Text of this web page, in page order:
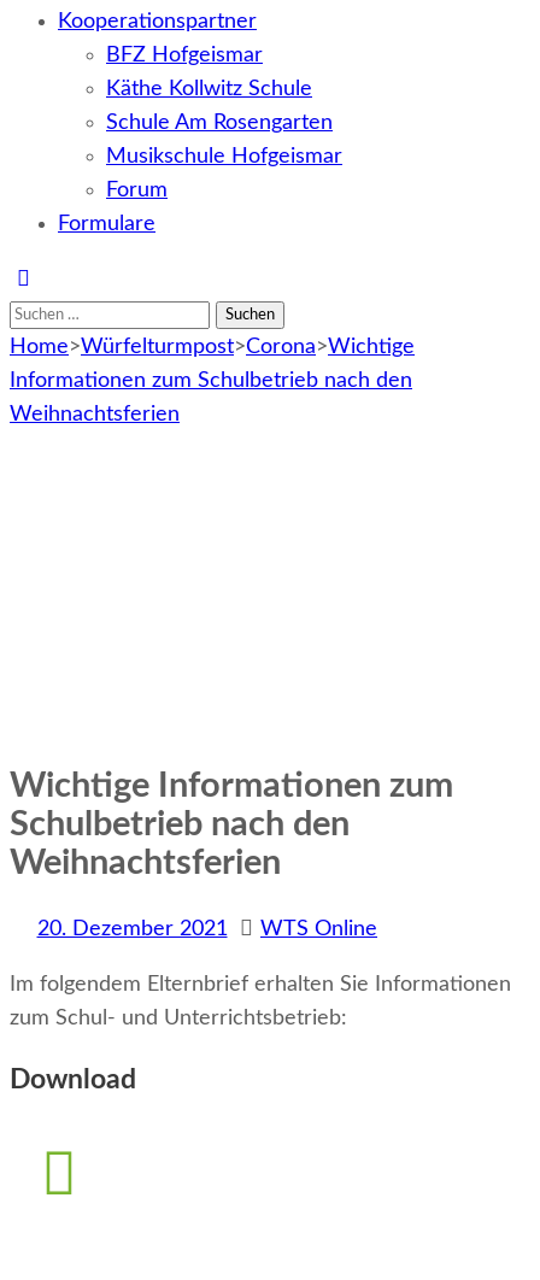
Kooperationspartner
BFZ Hofgeismar
Käthe Kollwitz Schule
Schule Am Rosengarten
Musikschule Hofgeismar
Forum
Formulare
Suchen
nach:
Home>Würfelturmpost>Corona>Wichtige
Informationen zum Schulbetrieb nach den
Weihnachtsferien
Wichtige Informationen zum
Schulbetrieb nach den
Weihnachtsferien
20. Dezember 2021 WTS Online
Im folgendem Elternbrief erhalten Sie Informationen
zum Schul- und Unterrichtsbetrieb:
Download